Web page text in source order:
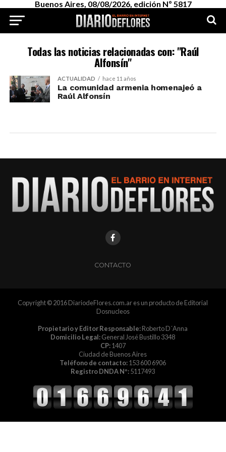
Buenos Aires, 08/08/2026, edición Nº 5817
Todas las noticias relacionadas con: "Raúl
Alfonsín"
ACTUALIDAD hace 11 años
La comunidad armenia homenajeó a
Raúl Alfonsín
CONTACTO
Copyright © 2016 DiariodeFlores.com.ar es un producto de Editorial
Dosnucleos
Propietario y Editor Responsable:Roberto D´Anna
Domicilio Legal:General José Bustillo 3348
CP:1407
Ciudad de Buenos Aires
Teléfono de contacto:153 600 6906
Registro DNDA Nº:5117493